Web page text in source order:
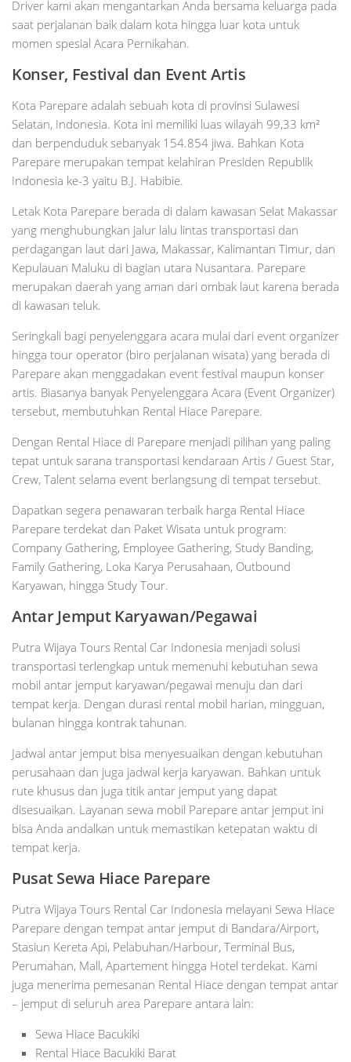
Driver kami akan mengantarkan Anda bersama keluarga pada
saat perjalanan baik dalam kota hingga luar kota untuk
momen spesial Acara Pernikahan.
Konser, Festival dan Event Artis
Kota Parepare adalah sebuah kota di provinsi Sulawesi
Selatan, Indonesia. Kota ini memiliki luas wilayah 99,33 km²
dan berpenduduk sebanyak 154.854 jiwa. Bahkan Kota
Parepare merupakan tempat kelahiran Presiden Republik
Indonesia ke-3 yaitu B.J. Habibie.
Letak Kota Parepare berada di dalam kawasan Selat Makassar
yang menghubungkan jalur lalu lintas transportasi dan
perdagangan laut dari Jawa, Makassar, Kalimantan Timur, dan
Kepulauan Maluku di bagian utara Nusantara. Parepare
merupakan daerah yang aman dari ombak laut karena berada
di kawasan teluk.
Seringkali bagi penyelenggara acara mulai dari event organizer
hingga tour operator (biro perjalanan wisata) yang berada di
Parepare akan menggadakan event festival maupun konser
artis. Biasanya banyak Penyelenggara Acara (Event Organizer)
tersebut, membutuhkan Rental Hiace Parepare.
Dengan Rental Hiace di Parepare menjadi pilihan yang paling
tepat untuk sarana transportasi kendaraan Artis / Guest Star,
Crew, Talent selama event berlangsung di tempat tersebut.
Dapatkan segera penawaran terbaik harga Rental Hiace
Parepare terdekat dan Paket Wisata untuk program:
Company Gathering, Employee Gathering, Study Banding,
Family Gathering, Loka Karya Perusahaan, Outbound
Karyawan, hingga Study Tour.
Antar Jemput Karyawan/Pegawai
Putra Wijaya Tours Rental Car Indonesia menjadi solusi
transportasi terlengkap untuk memenuhi kebutuhan sewa
mobil antar jemput karyawan/pegawai menuju dan dari
tempat kerja. Dengan durasi rental mobil harian, mingguan,
bulanan hingga kontrak tahunan.
Jadwal antar jemput bisa menyesuaikan dengan kebutuhan
perusahaan dan juga jadwal kerja karyawan. Bahkan untuk
rute khusus dan juga titik antar jemput yang dapat
disesuaikan. Layanan sewa mobil Parepare antar jemput ini
bisa Anda andalkan untuk memastikan ketepatan waktu di
tempat kerja.
Pusat Sewa Hiace Parepare
Putra Wijaya Tours Rental Car Indonesia melayani Sewa Hiace
Parepare dengan tempat antar jemput di Bandara/Airport,
Stasiun Kereta Api, Pelabuhan/Harbour, Terminal Bus,
Perumahan, Mall, Apartement hingga Hotel terdekat. Kami
juga menerima pemesanan Rental Hiace dengan tempat antar
– jemput di seluruh area Parepare antara lain:
Sewa Hiace Bacukiki
Rental Hiace Bacukiki Barat